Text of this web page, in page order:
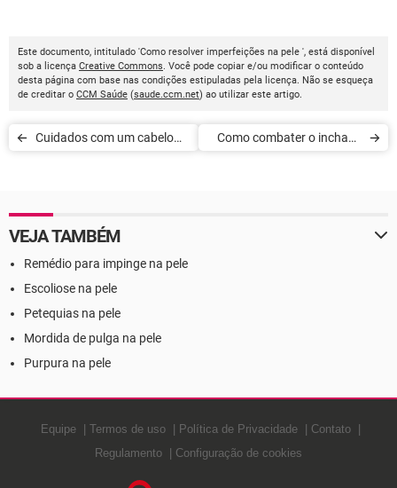
Este documento, intitulado 'Como resolver imperfeições na pele ', está disponível
sob a licença Creative Commons. Você pode copiar e/ou modificar o conteúdo
desta página com base nas condições estipuladas pela licença. Não se esqueça
de creditar o CCM Saúde (saude.ccm.net) ao utilizar este artigo.
Cuidados com um cabelo
Como combater o inchaço
VEJA TAMBÉM
Remédio para impinge na pele
Escoliose na pele
Petequias na pele
Mordida de pulga na pele
Purpura na pele
Equipe Termos de uso Política de Privacidade
Contato
Regulamento
Configuração de cookies